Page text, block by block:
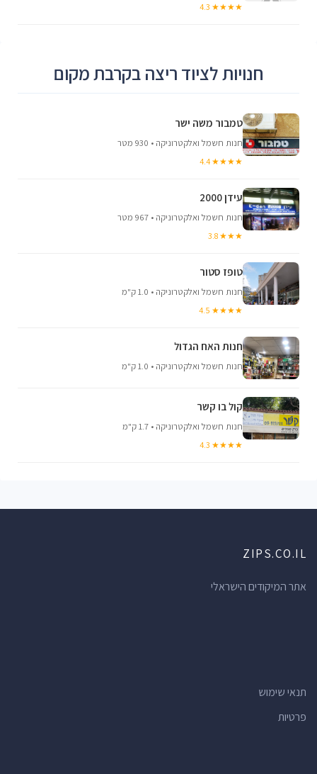
★★★★ 4.3
חנויות לציוד ריצה בקרבת מקום
טמבור משה ישר
חנות חשמל ואלקטרוניקה • 930 מטר
★★★★ 4.4
עידן 2000
חנות חשמל ואלקטרוניקה • 967 מטר
★★★ 3.8
טופז סטור
חנות חשמל ואלקטרוניקה • 1.0 ק"מ
★★★★ 4.5
חנות האח הגדול
חנות חשמל ואלקטרוניקה • 1.0 ק"מ
קול בו קשר
חנות חשמל ואלקטרוניקה • 1.7 ק"מ
★★★★ 4.3
ZIPS.CO.IL
אתר המיקודים הישראלי
תנאי שימוש
פרטיות